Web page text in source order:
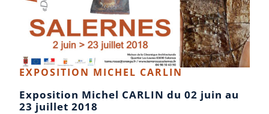
EXPOSITION MICHEL CARLIN
Exposition Michel CARLIN du 02 juin au
23 juillet 2018